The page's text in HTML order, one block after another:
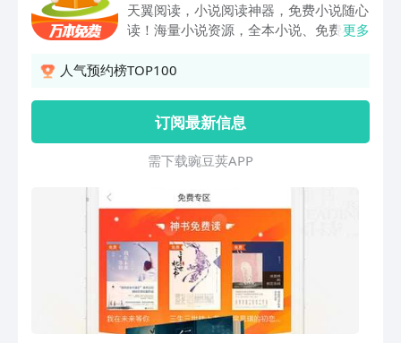
天翼阅读，小说阅读神器，免费小说随心
读！海量小说资源，全本小说、免费小
阅读。【详评】：【新手福利】新用户下
【热门小说推荐】《黄金瞳》：“小绵
羊”张艺兴新作，是神是魔看看便知！
《万历1592》穿越：大明江山即将沦
陷，一场史诗级的战争成就大明战神。
《全职高手》：网游荣耀中被誉为教科书
级别的高手，巅峰之作！《醉迷红楼》：
一醉入红楼，庶子可成龙。这是一个穿越
成为贾环的故事……《盗墓笔记》重启：
南派三叔小说改编，朱一龙虐心惨过《知
否》小公爷!《时光和你都很美》：言情
天后叶非夜的甜文。《重生女修仙传》：
更多
人气预约榜TOP100
订阅最新信息
需 下 载 豌 豆 荚 A P P